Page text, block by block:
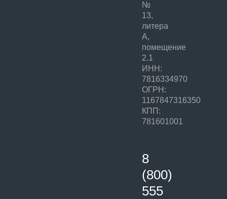
№
13,
литера
А,
помещение
2.1
ИНН:
7816334970
ОГРН:
1167847316350
КПП:
781601001
8
(800)
555